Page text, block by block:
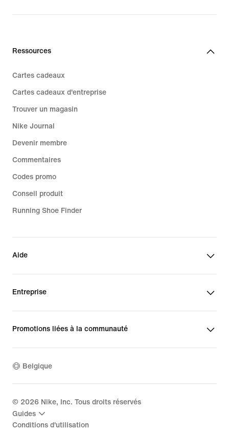
37,99 €
Ressources
Cartes cadeaux
Cartes cadeaux d'entreprise
Trouver un magasin
Nike Journal
Devenir membre
Commentaires
Codes promo
Conseil produit
Running Shoe Finder
Aide
Entreprise
Promotions liées à la communauté
Belgique
© 2026 Nike, Inc. Tous droits réservés
Guides
Conditions d'utilisation